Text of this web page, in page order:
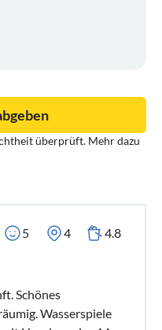
überprüft. Mehr dazu
5 4 4.8
Schönes
Wasserspiele